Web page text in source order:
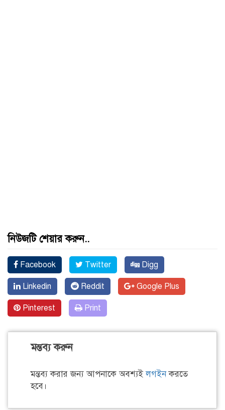
নিউজটি শেয়ার করুন..
Facebook Twitter Digg
Linkedin Reddit Google Plus
Pinterest Print
মন্তব্য করুন
মন্তব্য করার জন্য আপনাকে অবশ্যইলগইনকরতে
হবে।